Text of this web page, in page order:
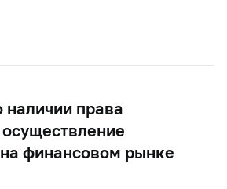
права
финансовом рынке